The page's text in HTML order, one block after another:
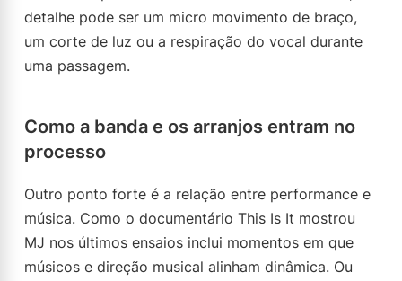
detalhe pode ser um micro movimento de braço,
um corte de luz ou a respiração do vocal durante
uma passagem.
Como a banda e os arranjos entram no
processo
Outro ponto forte é a relação entre performance e
música. Como o documentário This Is It mostrou
MJ nos últimos ensaios inclui momentos em que
músicos e direção musical alinham dinâmica. Ou